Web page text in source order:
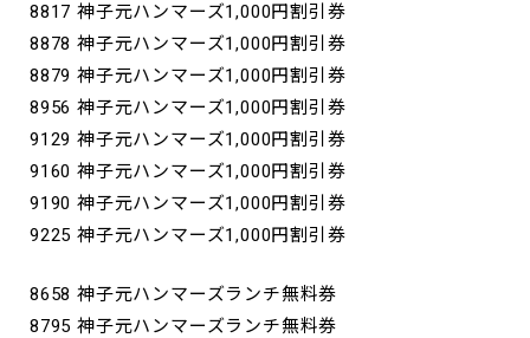
8817 神子元ハンマーズ1,000円割引券
8878 神子元ハンマーズ1,000円割引券
8879 神子元ハンマーズ1,000円割引券
8956 神子元ハンマーズ1,000円割引券
9129 神子元ハンマーズ1,000円割引券
9160 神子元ハンマーズ1,000円割引券
9190 神子元ハンマーズ1,000円割引券
9225 神子元ハンマーズ1,000円割引券
8658 神子元ハンマーズランチ無料券
8795 神子元ハンマーズランチ無料券